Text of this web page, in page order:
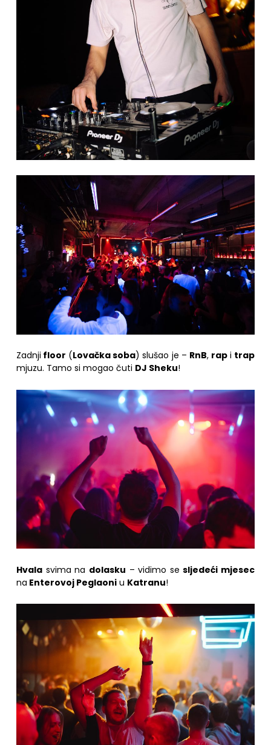
Zadnji floor (Lovačka soba) slušao je – RnB, rapi trap
mjuzu. Tamo si mogao čuti DJ Sheku!
Hvalasvima na dolasku – vidimo sesljedeći mjesec
na Enterovoj Peglaoniu Katranu!